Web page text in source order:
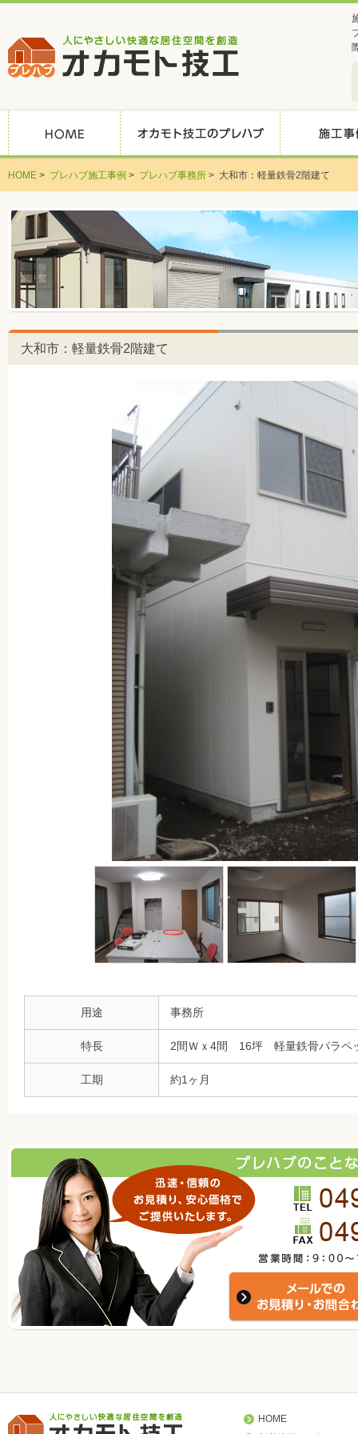
HOME > プレハブ施工事例 > プレハブ事務所 > 大和市：軽量鉄骨2階建て
大和市：軽量鉄骨2階建て
用途 事務所
特長 2間Ｗｘ4間 16坪 軽量鉄骨パラペ
工期 約1ヶ月
HOME